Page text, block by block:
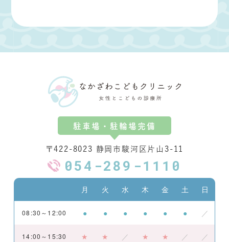
駐車場・駐輪場完備
〒422-8023 静岡市駿河区片山3-11
054-289-1110
月 火 水 木 金 土 日
08:30～12:00 ● ● ● ● ● ● ／
14:00～15:30 ★ ★ ／ ★ ★ ／ ／